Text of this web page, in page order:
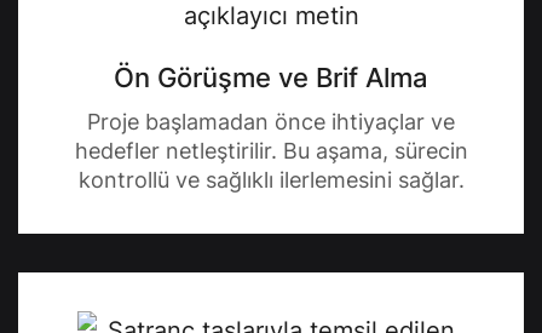
Ön Görüşme ve Brif Alma
Proje başlamadan önce ihtiyaçlar ve
hedefler netleştirilir. Bu aşama, sürecin
kontrollü ve sağlıklı ilerlemesini sağlar.